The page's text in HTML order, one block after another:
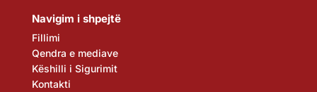
Navigim i shpejtë
Fillimi
Qendra e mediave
Këshilli i Sigurimit
Kontakti